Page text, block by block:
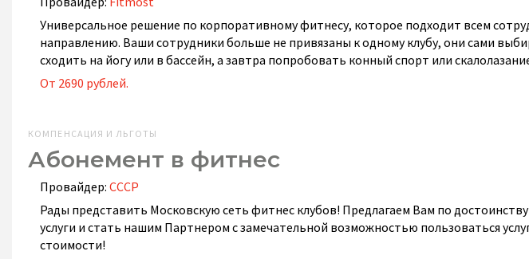
Универсальное решение по корпоративному фитнесу, которое подходит всем
направлению. Ваши сотрудники больше не привязаны к одному клубу, они сами
сходить на йогу или в бассейн, а завтра попробовать конный спорт или
От 2690 рублей.
КОМПЕНСАЦИЯ И ЛЬГОТЫ
Абонемент в фитнес
Провайдер: СССР
Рады представить Московскую сеть фитнес клубов! Предлагаем Вам по
услуги и стать нашим Партнером с замечательной возможностью пользоваться
стоимости!